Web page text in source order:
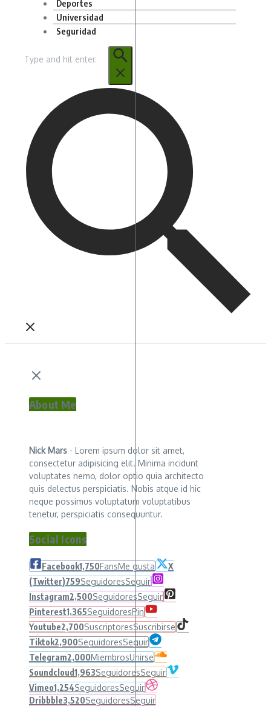
Deportes
Universidad
Seguridad
About Me
Nick Mars - Lorem ipsum dolor sit amet,
consectetur adipisicing elit. Minima incidunt
voluptates nemo, dolor optio quia architecto
quis delectus perspiciatis. Nobis atque id hic
neque possimus voluptatum voluptatibus
tenetur, perspiciatis consequuntur.
Social Icons
Facebook1,750FansMe gusta
X
(Twitter)759SeguidoresSeguir
Instagram2,500SeguidoresSeguir
Pinterest1,365SeguidoresPin
Youtube2,700SuscriptoresSuscribirse
Tiktok2,900SeguidoresSeguir
Telegram2,000MiembrosUnirse
Soundcloud1,963SeguidoresSeguir
Vimeo1,254SeguidoresSeguir
Dribbble3,520SeguidoresSeguir